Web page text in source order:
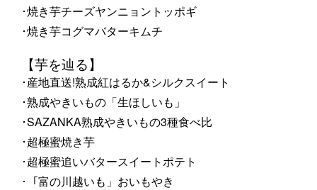
･焼き芋チーズヤンニョントッポギ
･焼き芋コグマバターキムチ
【芋を辿る】
･産地直送!熟成紅はるか&シルクスイート
･熟成やきいもの「生ほしいも」
･SAZANKA熟成やきいもの3種食べ比
･超極蜜焼き芋
･超極蜜追いバタースイートポテト
･「富の川越いも」おいもやき